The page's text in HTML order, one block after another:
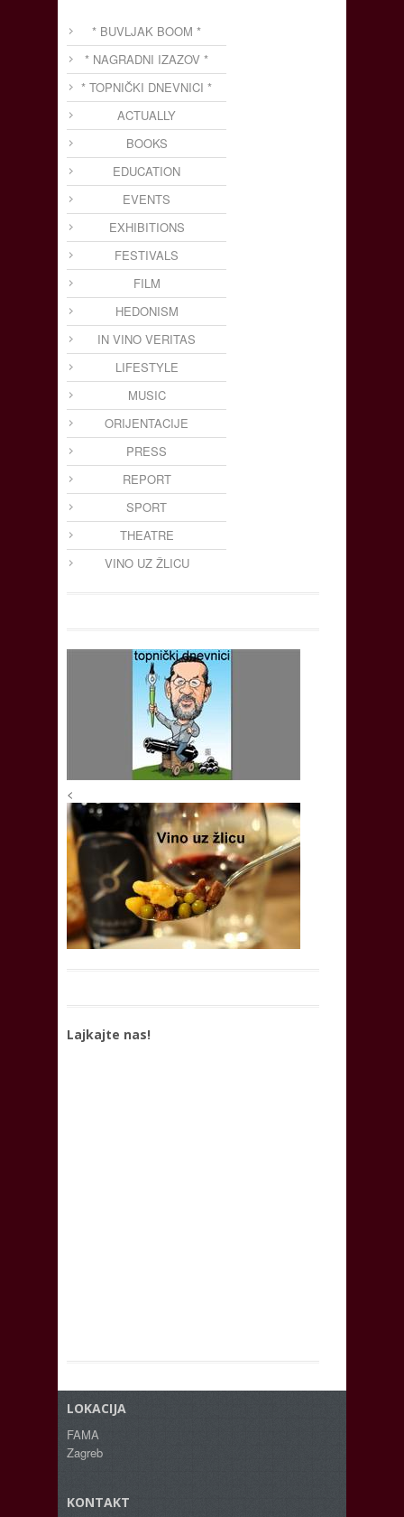
* BUVLJAK BOOM *
* NAGRADNI IZAZOV *
* TOPNIČKI DNEVNICI *
ACTUALLY
BOOKS
EDUCATION
EVENTS
EXHIBITIONS
FESTIVALS
FILM
HEDONISM
IN VINO VERITAS
LIFESTYLE
MUSIC
ORIJENTACIJE
PRESS
REPORT
SPORT
THEATRE
VINO UZ ŽLICU
<
Lajkajte nas!
LOKACIJA
FAMA
Zagreb
KONTAKT